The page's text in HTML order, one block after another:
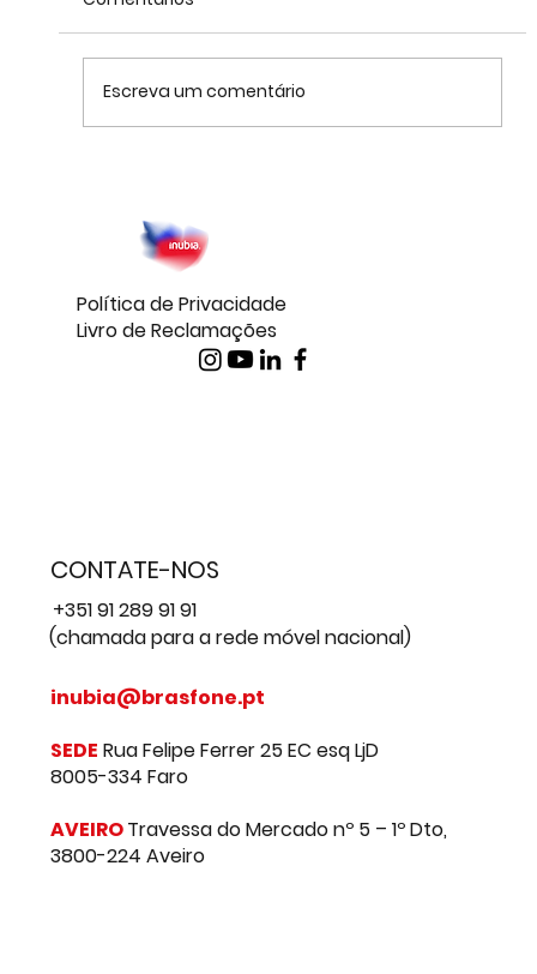
Automação e Clareza com o
Pipedrive e a Brasfone
Escreva um comentário
+351 91 289 91 91
(chamada para a rede móvel nacional)
inubia@brasfone.pt
SEDE Rua Felipe Ferrer 25 EC esq LjD
8005-334 Faro
AVEIROTravessa do Mercado nº 5 – 1º Dto,
3800-224 Aveiro
CONTATE-NOS
Política de Privacidade
Livro de Reclamações